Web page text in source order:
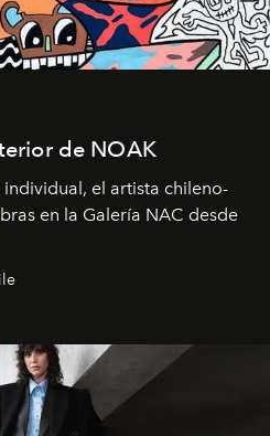
de NOAK
el artista chileno-
en la Galería NAC desde